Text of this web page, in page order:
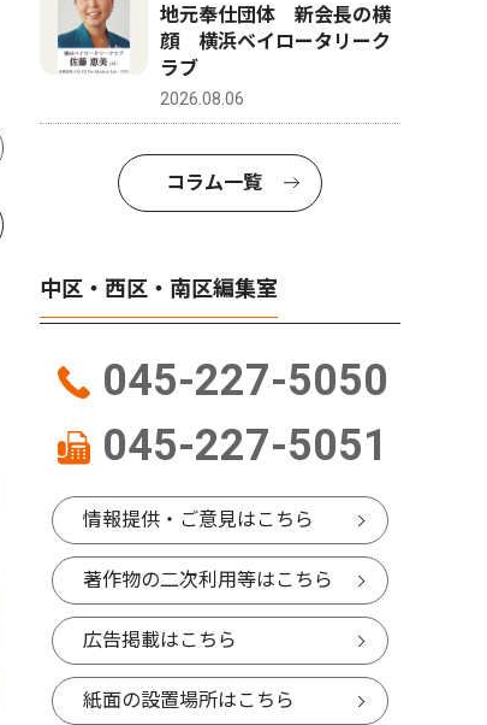
本牧の暑い夏、始まる 本牧
神社のお馬流し
山中市長
告発職
地元奉仕団体 新会長の横
顔 横浜ベイロータリーク
ラブ
2026.08.06
コラム一覧
中区・西区・南区編集室
045-227-5050
045-227-5051
情報提供・ご意見はこちら
著作物の二次利用等はこちら
広告掲載はこちら
紙面の設置場所はこちら